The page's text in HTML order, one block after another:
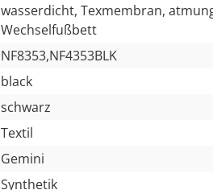
wasserdicht, Texmembran,
Wechselfußbett
NF8353,NF4353BLK
black
schwarz
Textil
Gemini
Synthetik